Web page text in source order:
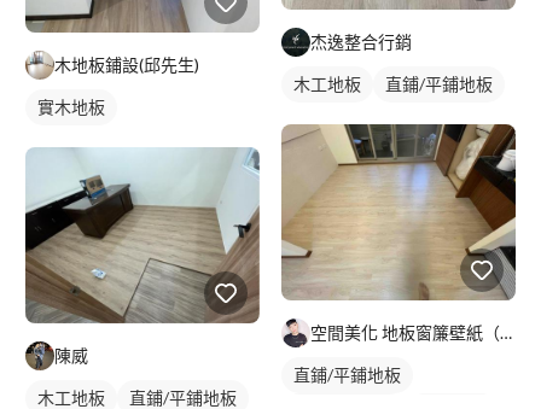
木地板鋪設(邱先生)
實木地板
陳威
木工地板 直鋪/平鋪地板
杰逸整合行銷
木工地板 直鋪/平鋪地板
空間美化 地板窗簾壁紙（敏敏）
直鋪/平鋪地板